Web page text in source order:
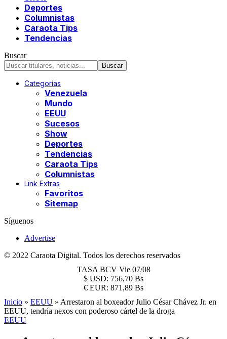
Deportes
Columnistas
Caraota Tips
Tendencias
Buscar
Categorías
Venezuela
Mundo
EEUU
Sucesos
Show
Deportes
Tendencias
Caraota Tips
Columnistas
Link Extras
Favoritos
Sitemap
Síguenos
Advertise
© 2022 Caraota Digital. Todos los derechos reservados
TASA BCV Vie 07/08
$ USD: 756,70 Bs
€ EUR: 871,89 Bs
Inicio » EEUU » Arrestaron al boxeador Julio César Chávez Jr. en
EEUU, tendría nexos con poderoso cártel de la droga
EEUU